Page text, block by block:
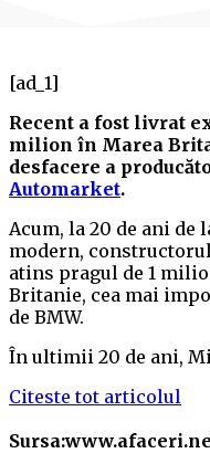
[ad_1]
Recent a fost livrat
milion în Marea
desfacere a
Automarket.
Acum, la 20 de ani
modern,
atins pragul de 1
Britanie, cea mai
de BMW.
În ultimii 20 de ani,
Citeste tot articolul